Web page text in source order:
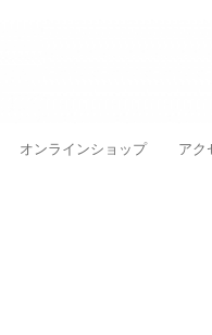
う、”民藝のある暮し”を提案
オンラインショップ アク